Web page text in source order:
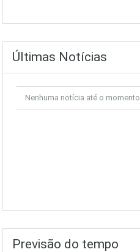
Últimas Notícias
Nenhuma notícia até o momento
Previsão do tempo